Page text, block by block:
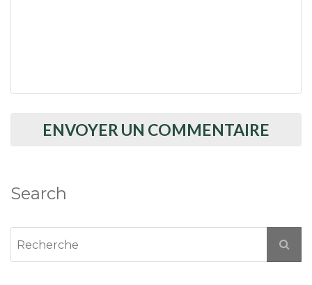
Search